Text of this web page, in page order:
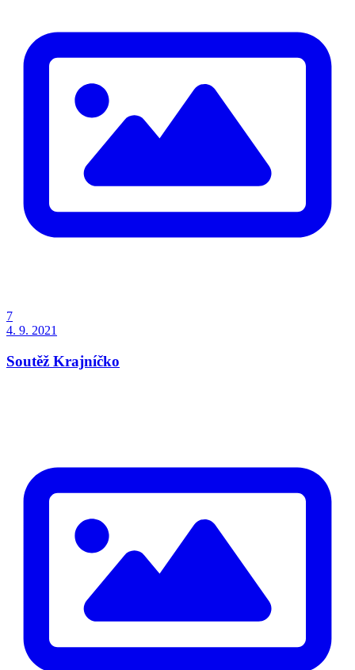
7
4. 9. 2021
Soutěž Krajníčko